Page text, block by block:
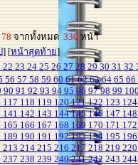
78 จากทั้งหมด 330 หน้า
] [หน้าสุดท้าย]
22 23 24 25 26 27 282930 31 32
56 57 58 59 6061626364 65 66
90 91 92 93 94 95 96 9798 99 100
117 118 119 120121122 123 124
141 142 143 144145146 147 148
165 166 167 168 169170 171 172
189 190 191 192193194 195 196
213 214 215 216 217218219 220
237 238 239 240241242243 244